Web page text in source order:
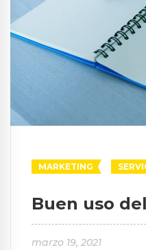
MARKETING
Buen uso
marzo 19, 2021